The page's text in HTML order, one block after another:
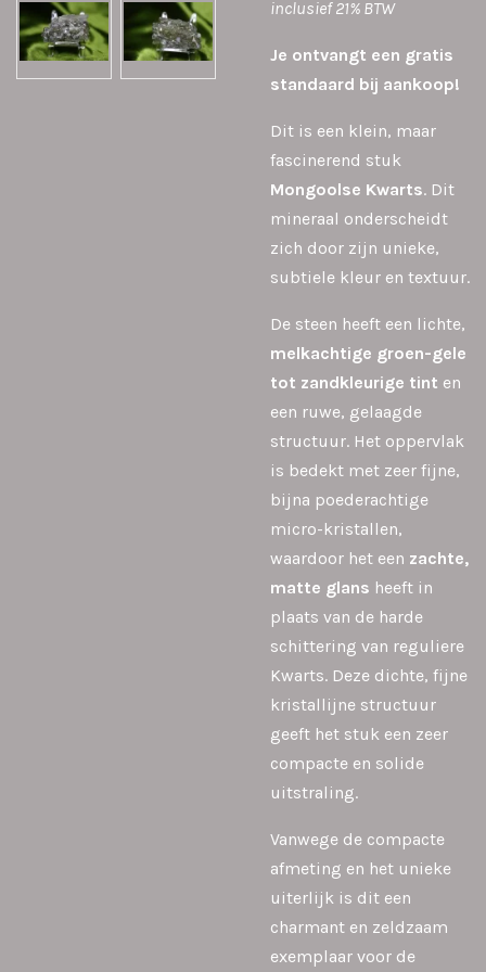
inclusief 21% BTW
Je ontvangt een gratis
standaard bij aankoop!
Dit is een klein, maar
fascinerend stuk
Mongoolse Kwarts. Dit
mineraal onderscheidt
zich door zijn unieke,
subtiele kleur en textuur.
De steen heeft een lichte,
melkachtige groen-gele
tot zandkleurige tint en
een ruwe, gelaagde
structuur. Het oppervlak
is bedekt met zeer fijne,
bijna poederachtige
micro-kristallen,
waardoor het een zachte,
matte glans heeft in
plaats van de harde
schittering van reguliere
Kwarts. Deze dichte, fijne
kristallijne structuur
geeft het stuk een zeer
compacte en solide
uitstraling.
Vanwege de compacte
afmeting en het unieke
uiterlijk is dit een
charmant en zeldzaam
exemplaar voor de